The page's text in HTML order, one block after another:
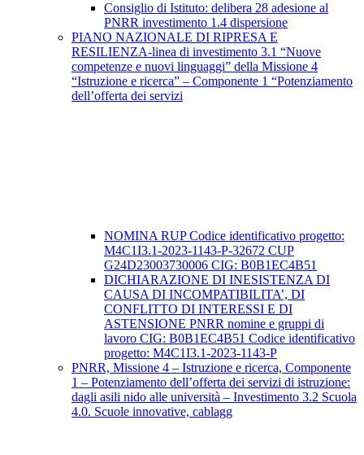
Consiglio di Istituto: delibera 28 adesione al
PNRR investimento 1.4 dispersione
PIANO NAZIONALE DI RIPRESA E
RESILIENZA-linea di investimento 3.1 “Nuove
competenze e nuovi linguaggi” della Missione 4
“Istruzione e ricerca” – Componente 1 “Potenziamento
dell’offerta dei servizi
NOMINA RUP Codice identificativo progetto:
M4C1I3.1-2023-1143-P-32672 CUP
G24D23003730006 CIG: B0B1EC4B51
DICHIARAZIONE DI INESISTENZA DI
CAUSA DI INCOMPATIBILITA’, DI
CONFLITTO DI INTERESSI E DI
ASTENSIONE PNRR nomine e gruppi di
lavoro CIG: B0B1EC4B51 Codice identificativo
progetto: M4C1I3.1-2023-1143-P
PNRR, Missione 4 – Istruzione e ricerca, Componente
1 – Potenziamento dell’offerta dei servizi di istruzione:
dagli asili nido alle università – Investimento 3.2 Scuola
4.0. Scuole innovative, cablagg